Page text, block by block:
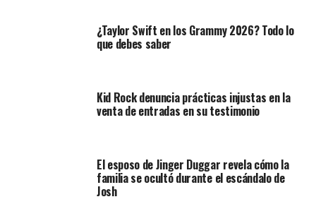
¿Taylor Swift en los Grammy 2026? Todo lo
que debes saber
Kid Rock denuncia prácticas injustas en la
venta de entradas en su testimonio
El esposo de Jinger Duggar revela cómo la
familia se ocultó durante el escándalo de
Josh